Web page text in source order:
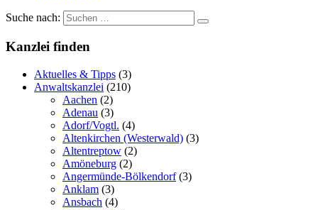
Suche nach:
Kanzlei finden
Aktuelles & Tipps (3)
Anwaltskanzlei (210)
Aachen (2)
Adenau (3)
Adorf/Vogtl. (4)
Altenkirchen (Westerwald) (3)
Altentreptow (2)
Amöneburg (2)
Angermünde-Bölkendorf(3)
Anklam (3)
Ansbach (4)